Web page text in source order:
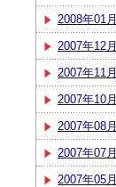
2008年01月
2007年12月
2007年11月
2007年10月
2007年08月
2007年07月
2007年05月